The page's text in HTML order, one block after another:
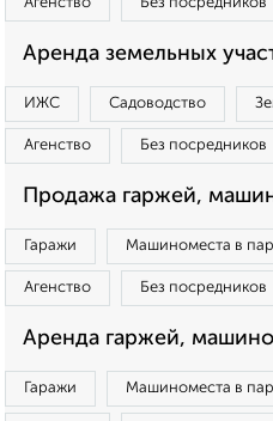
Аренда земельных
ИЖС Садоводство
Агенство Без посредников
Продажа гаржей,
Гаражи Машиноместа в
Агенство Без посредников
Аренда гаржей,
Гаражи Машиноместа в